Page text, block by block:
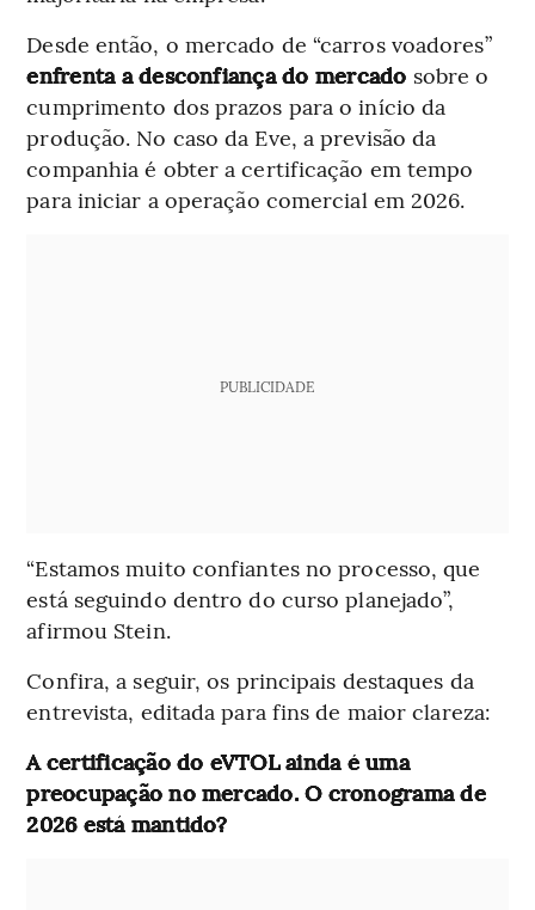
Desde então, o mercado de “carros voadores”
enfrenta a desconfiança do mercado sobre o
cumprimento dos prazos para o início da
produção. No caso da Eve, a previsão da
companhia é obter a certificação em tempo
para iniciar a operação comercial em 2026.
PUBLICIDADE
“Estamos muito confiantes no processo, que
está seguindo dentro do curso planejado”,
afirmou Stein.
Confira, a seguir, os principais destaques da
entrevista, editada para fins de maior clareza:
A certificação do eVTOL ainda é uma
preocupação no mercado. O cronograma de
2026 está mantido?